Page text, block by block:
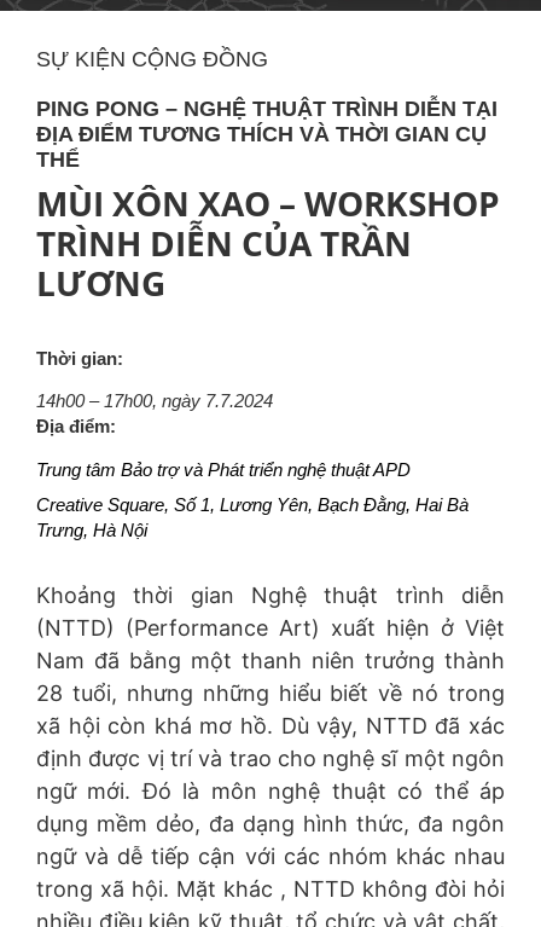
SỰ KIỆN CỘNG ĐỒNG
PING PONG – NGHỆ THUẬT TRÌNH DIỄN TẠI
ĐỊA ĐIỂM TƯƠNG THÍCH VÀ THỜI GIAN CỤ
THỂ
MÙI XÔN XAO – WORKSHOP
TRÌNH DIỄN CỦA TRẦN
LƯƠNG
Thời gian:
14h00 – 17h00, ngày 7.7.2024
Địa điểm:
Trung tâm Bảo trợ và Phát triển nghệ thuật APD
Creative Square, Số 1, Lương Yên, Bạch Đằng, Hai Bà
Trưng, Hà Nội
Khoảng thời gian Nghệ thuật trình diễn
(NTTD) (Performance Art) xuất hiện ở Việt
Nam đã bằng một thanh niên trưởng thành
28 tuổi, nhưng những hiểu biết về nó trong
xã hội còn khá mơ hồ. Dù vậy, NTTD đã xác
định được vị trí và trao cho nghệ sĩ một ngôn
ngữ mới. Đó là môn nghệ thuật có thể áp
dụng mềm dẻo, đa dạng hình thức, đa ngôn
ngữ và dễ tiếp cận với các nhóm khác nhau
trong xã hội. Mặt khác , NTTD không đòi hỏi